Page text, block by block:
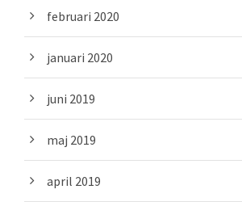
februari 2020
januari 2020
juni 2019
maj 2019
april 2019